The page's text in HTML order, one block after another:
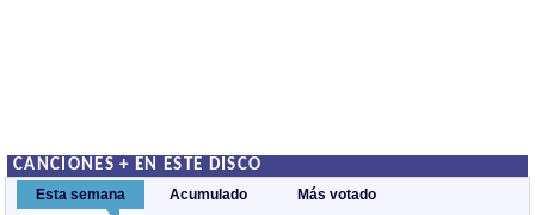
CANCIONES + EN ESTE DISCO
Esta semana Acumulado Más votado